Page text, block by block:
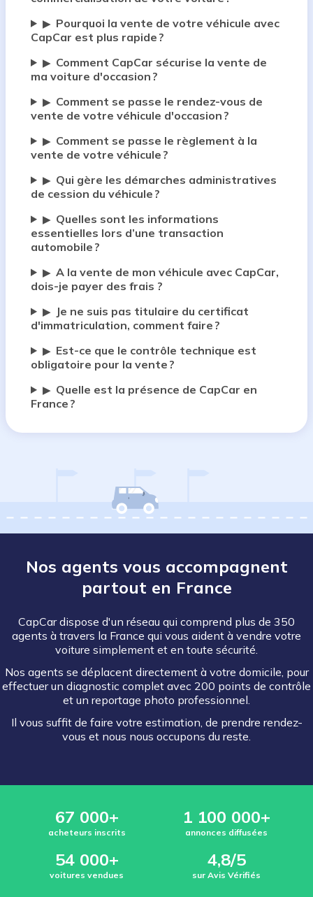
▶ Pourquoi la vente de votre véhicule avec
CapCar est plus rapide ?
▶ Comment CapCar sécurise la vente de
ma voiture d'occasion ?
▶ Comment se passe le rendez-vous de
vente de votre véhicule d'occasion ?
▶ Comment se passe le règlement à la
vente de votre véhicule ?
▶ Qui gère les démarches administratives
de cession du véhicule ?
▶ Quelles sont les informations
essentielles lors d’une transaction
automobile ?
▶ A la vente de mon véhicule avec CapCar,
dois-je payer des frais ?
▶
Je ne suis pas titulaire du certificat
d'immatriculation, comment faire ?
▶ Est-ce que le contrôle technique est
obligatoire pour la vente ?
▶ Quelle est la présence de CapCar en
France ?
Nos agents vous accompagnent
partout en France
CapCar dispose d'un réseau qui comprend plus de 350
agents à travers la France qui vous aident à vendre votre
voiture simplement et en toute sécurité.
Nos agents se déplacent directement à votre domicile, pour
effectuer un diagnostic complet avec 200 points de contrôle
et un reportage photo professionnel.
Il vous suffit de faire votre estimation, de prendre rendez-
vous et nous nous occupons du reste.
67 000+
acheteurs inscrits
1 100 000+
annonces diffusées
54 000+
voitures vendues
4,8/5
sur Avis Vérifiés